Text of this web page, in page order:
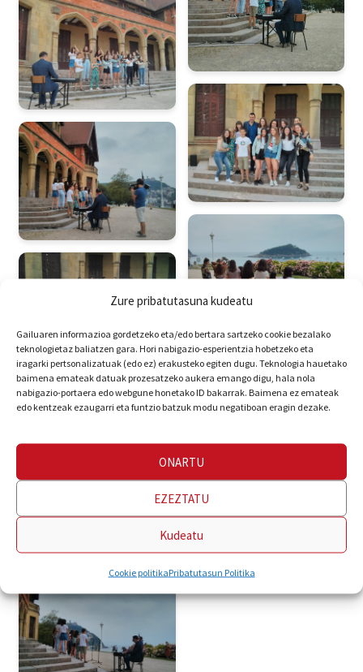
Zure pribatutasuna kudeatu
Gailuaren informazioa gordetzeko eta/edo bertara sartzeko cookie bezalako
teknologietaz baliatzen gara. Hori nabigazio-esperientzia hobetzeko eta
iragarki pertsonalizatuak (edo ez) erakusteko egiten dugu. Teknologia hauetako
baimena emateak datuak prozesatzeko aukera emango digu, hala nola
nabigazio-portaera edo webgune honetako ID bakarrak. Baimena ez emateak
edo kentzeak ezaugarri eta funtzio batzuk modu negatiboan eragin dezake.
ONARTU
EZEZTATU
Kudeatu
Cookie politikaPribatutasun Politika